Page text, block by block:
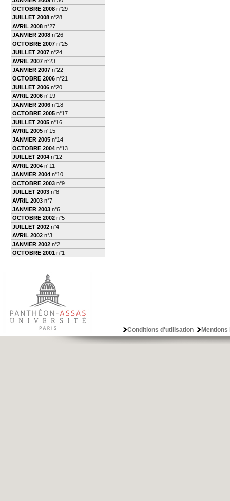
OCTOBRE 2008 n°29
JUILLET 2008 n°28
AVRIL 2008 n°27
JANVIER 2008 n°26
OCTOBRE 2007 n°25
JUILLET 2007 n°24
AVRIL 2007 n°23
JANVIER 2007 n°22
OCTOBRE 2006 n°21
JUILLET 2006 n°20
AVRIL 2006 n°19
JANVIER 2006 n°18
OCTOBRE 2005 n°17
JUILLET 2005 n°16
AVRIL 2005 n°15
JANVIER 2005 n°14
OCTOBRE 2004 n°13
JUILLET 2004 n°12
AVRIL 2004 n°11
JANVIER 2004 n°10
OCTOBRE 2003 n°9
JUILLET 2003 n°8
AVRIL 2003 n°7
JANVIER 2003 n°6
OCTOBRE 2002 n°5
JUILLET 2002 n°4
AVRIL 2002 n°3
JANVIER 2002 n°2
OCTOBRE 2001 n°1
Conditions d'utilisation Mentions